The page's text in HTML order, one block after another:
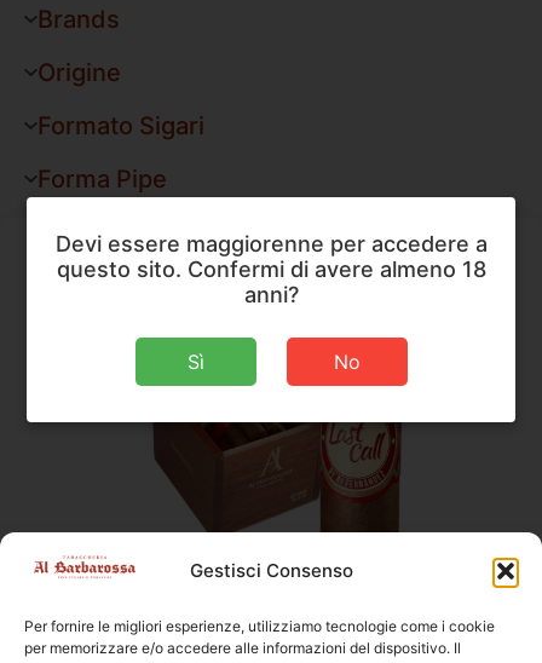
Gestisci Consenso
Per fornire le migliori esperienze, utilizziamo tecnologie come i cookie
per memorizzare e/o accedere alle informazioni del dispositivo. Il
Brands
Origine
Formato Sigari
Forma Pipe
AJ Fernandez
AJ Fernandez Last Call Habano Geniales
Dimensioni
114 × 19 mm
Devi essere maggiorenne per accedere a
questo sito. Confermi di avere almeno 18
anni?
Sì No